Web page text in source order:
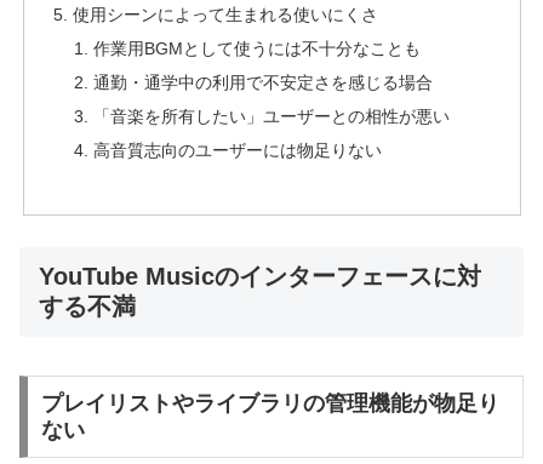
使用シーンによって生まれる使いにくさ
作業用BGMとして使うには不十分なことも
通勤・通学中の利用で不安定さを感じる場合
「音楽を所有したい」ユーザーとの相性が悪い
高音質志向のユーザーには物足りない
YouTube Musicのインターフェースに対
する不満
プレイリストやライブラリの管理機能が物足り
ない